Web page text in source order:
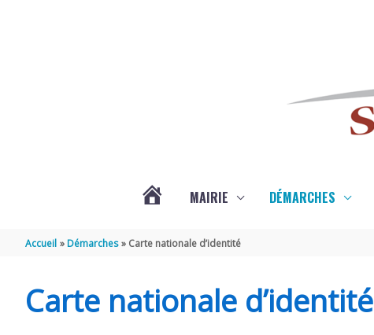
MAIRIE DÉMARCHES
Accueil Démarches Carte nationale d’identité
Carte nationale d’identité